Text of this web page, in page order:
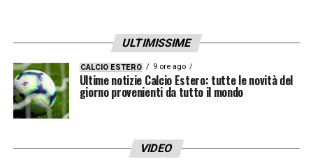
ULTIMISSIME
CALCIO ESTERO 9 ore ago
Ultime notizie Calcio Estero: tutte le novità del
giorno provenienti da tutto il mondo
VIDEO